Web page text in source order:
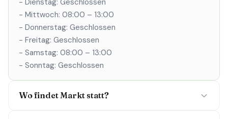
- Dienstag: Geschlossen
- Mittwoch: 08:00 – 13:00
- Donnerstag: Geschlossen
- Freitag: Geschlossen
- Samstag: 08:00 – 13:00
- Sonntag: Geschlossen
Wo findet Markt statt?